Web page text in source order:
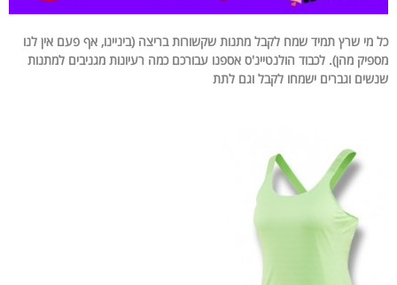
כל מי שרץ תמיד שמח לקבל מתנות שקשורות בריצה (ביניינו, אף פעם אין לנו
מספיק מהן). לכבוד הולנטיינ'ס אספנו עבורכם כמה רעיונות מגניבים למתנות
שנשים וגברים ישמחו לקבל וגם לתת